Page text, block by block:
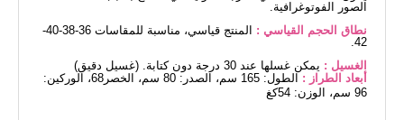
الصور الفوتوغرافية.
نطاق الحجم القياسي :
المنتج قياسي، مناسبة للمقاسات 36-38-40-
42.
الغسيل : يمكن غسلها عند 30 درجة دون كتابة. (غسيل دقيق)
أبعاد الطراز :
الطول: 165 سم، الصدر: 80 سم، الخصر68، الوركين:
96 سم، الوزن: 54كغ